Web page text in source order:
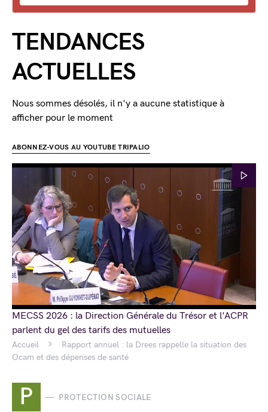
Accueil
Rapport annuel : la Drees rappelle la situation des
Ocam et des dépenses de santé
P PROTECTION SOCIALE
TENDANCES
ACTUELLES
Nous sommes désolés, il n'y a aucune statistique à
afficher pour le moment
ABONNEZ-VOUS AU YOUTUBE TRIPALIO
MECSS 2026 : la Direction Générale du Trésor et l'ACPR
parlent du gel des tarifs des mutuelles